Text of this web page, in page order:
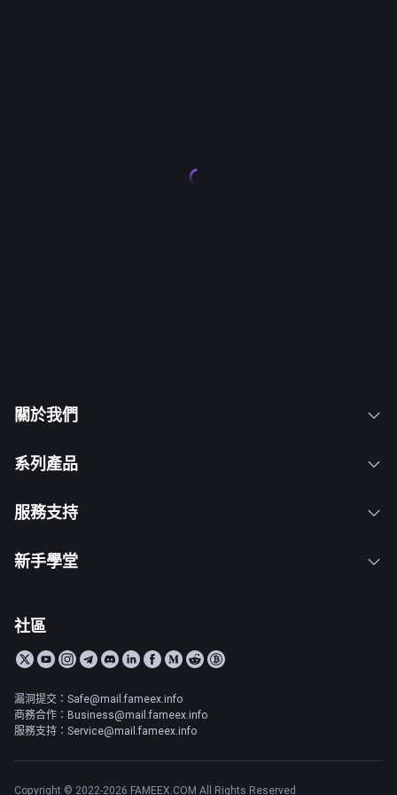
關於我們
系列產品
服務支持
新手學堂
社區
漏洞提交：Safe@mail.fameex.info
商務合作：Business@mail.fameex.info
服務支持：Service@mail.fameex.info
Copyright © 2022-2026 FAMEEX.COM All Rights Reserved